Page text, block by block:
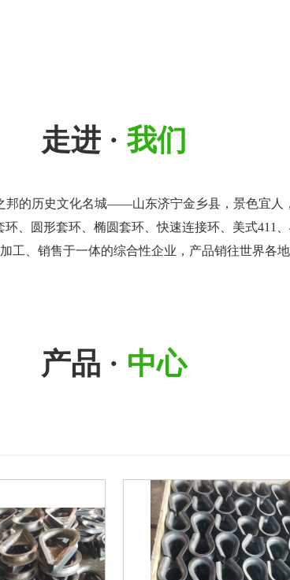
走进 · 我们
的历史文化名城——山东济宁金乡县，景色宜人
、圆形套环、椭圆套环、快速连接环、美式411
工、销售于一体的综合性企业，产品销往世界各
产品 · 中心